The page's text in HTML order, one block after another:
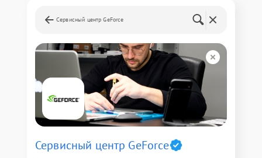
Сервисный центр GeForce
Сервисный центр GeForce